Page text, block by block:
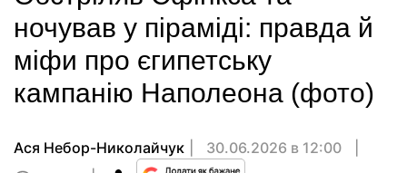
ночував у піраміді: правда й
міфи про єгипетську
кампанію Наполеона (фото)
Ася Небор-Николайчук
30.06.2026 в 12:00